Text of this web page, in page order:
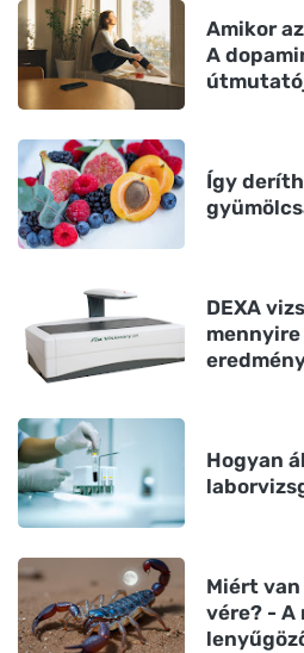
Amikor
A
Így
DEXA
Hogyan
Miért
vére? - A